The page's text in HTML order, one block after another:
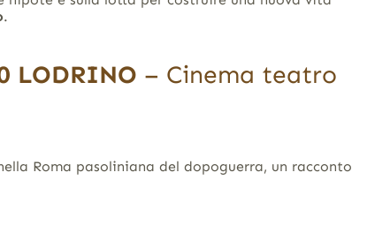
.
LODRINO – Cinema teatro
Roma pasoliniana del dopoguerra, un racconto